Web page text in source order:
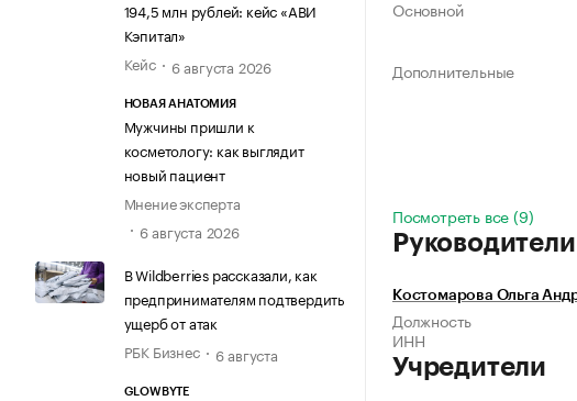
194,5 млн рублей: кейс «АВИ
Кэпитал»
Кейс
6 августа 2026
НОВАЯ АНАТОМИЯ
Мужчины пришли к
косметологу: как выглядит
новый пациент
Мнение эксперта
6 августа 2026
В Wildberries рассказали, как
предпринимателям подтвердить
ущерб от атак
РБК Бизнес
6 августа
GLOWBYTE
Основной
Дополнительные
Посмотреть все (9)
Руководители
Костомарова Ольга
Должность
ИНН
Учредители